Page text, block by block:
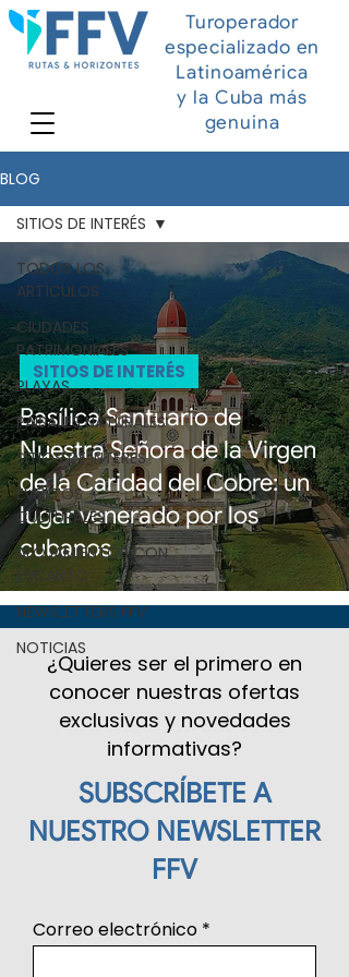
Turoperador
especializado en
Latinoamérica
y la Cuba más
genuina
BLOG
TODOS LOS
ARTÍCULOS
CIUDADES
PATRIMONIALES
PLAYAS
PAISAJES NATURALES
SITIOS DE INTERÉS
EVENTOS
CULTURALES
ALOJAMIENTOS CON
ENCANTO
NEWSLETTERS FFV
NOTICIAS
SITIOS DE INTERÉS
Basílica Santuario de
Nuestra Señora de la Virgen
de la Caridad del Cobre: un
lugar venerado por los
cubanos
SITIOS DE INTERÉS
¿Quieres ser el primero en
conocer nuestras ofertas
exclusivas y novedades
informativas?
SUBSCRÍBETE A
NUESTRO NEWSLETTER
FFV
Correo electrónico